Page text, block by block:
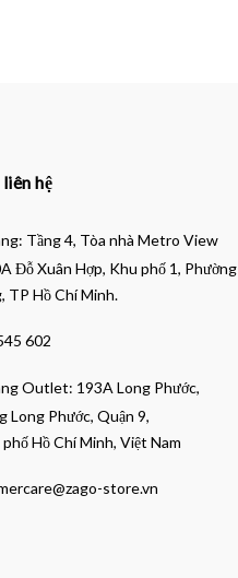
hệ
Tầng 4, Tòa nhà Metro View
Đỗ Xuân Hợp, Khu phố 1, Phường
TP Hồ Chí Minh.
602
Outlet: 193A Long Phước,
Long Phước, Quận 9,
Hồ Chí Minh, Việt Nam
store.vn